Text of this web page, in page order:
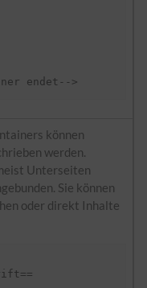
können
werden.
Unterseiten
Sie können
oder direkt Inhalte